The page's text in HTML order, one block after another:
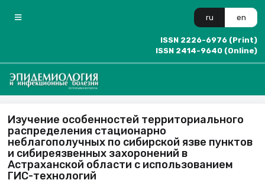
ru en
ISSN 2226-6976 (Print)
ISSN 2414-9640 (Online)
Изучение особенностей территориального
распределения стационарно
неблагополучных по сибирской язве пунктов
и сибиреязвенных захоронений в
Астраханской области с использованием
ГИС-технологий